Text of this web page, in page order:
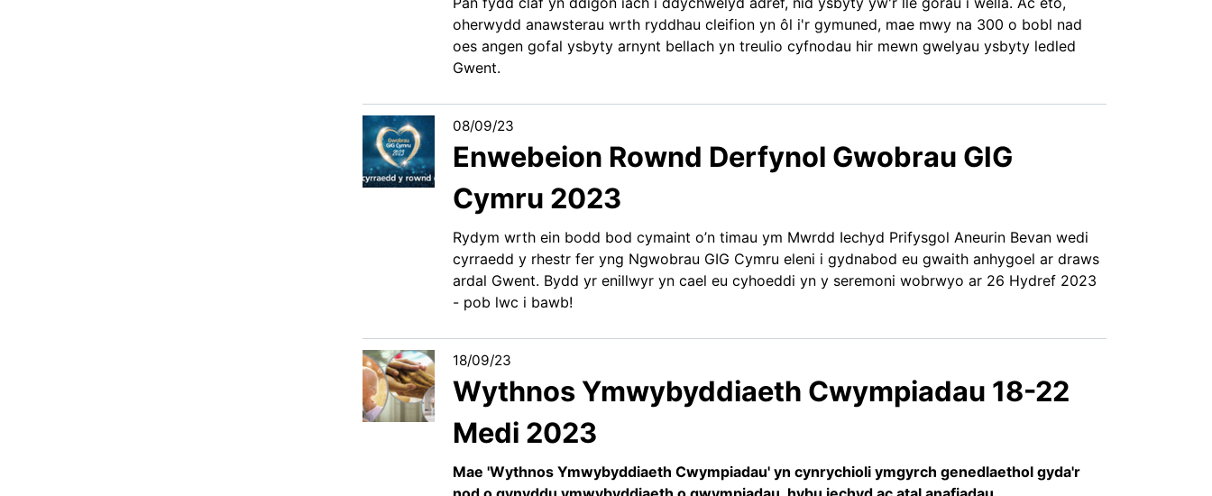
oherwydd anawsterau wrth ryddhau cleifion yn ôl i'r gymuned, mae mwy na 300 o bobl nad
oes angen gofal ysbyty arnynt bellach yn treulio cyfnodau hir mewn gwelyau ysbyty ledled
Gwent.
08/09/23
Enwebeion Rownd Derfynol Gwobrau GIG
Cymru 2023
Rydym wrth ein bodd bod cymaint o’n timau ym Mwrdd Iechyd Prifysgol Aneurin Bevan wedi
cyrraedd y rhestr fer yng Ngwobrau GIG Cymru eleni i gydnabod eu gwaith anhygoel ar draws
ardal Gwent. Bydd yr enillwyr yn cael eu cyhoeddi yn y seremoni wobrwyo ar 26 Hydref 2023
- pob lwc i bawb!
18/09/23
Wythnos Ymwybyddiaeth Cwympiadau 18-22
Medi 2023
Mae 'Wythnos Ymwybyddiaeth Cwympiadau' yn cynrychioli ymgyrch genedlaethol gyda'r